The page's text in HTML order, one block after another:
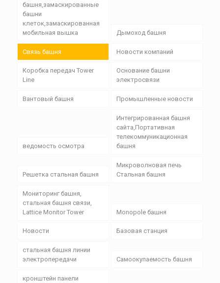
башня,замаскированные
башни
клеток,замаскированная
мобильная вышка
Дымоход башня
Связь башня Новости компаний
Коробка передач Tower
Line
Основание башни
электросвязи
Вантовый башня Промышленные новости
ведомость осмотра
Интегрированная башня
сайта,Портативная
телекоммуникационная
башня
Решетка стальная башня
Микроволновая печь
Стальная башня
Мониторинг башня,
стальная башня связи,
Lattice Monitor Tower
Monopole башня
Новости Базовая станция
стальная башня линии
электропередачи
Самоокупаемость башня
кронштейн панели